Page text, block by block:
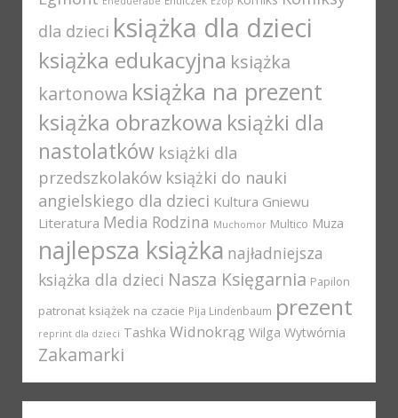
dla dzieci książka dla dzieci
książka edukacyjna książka
kartonowa książka na prezent
książka obrazkowa książki dla
nastolatków książki dla
przedszkolaków książki do nauki
angielskiego dla dzieci Kultura Gniewu
Literatura Media Rodzina Muchomor Multico Muza
najlepsza książka najładniejsza
książka dla dzieci Nasza Księgarnia Papilon
patronat książek na czacie Pija Lindenbaum prezent
reprint dla dzieci Tashka Widnokrąg Wilga Wytwórnia
Zakamarki